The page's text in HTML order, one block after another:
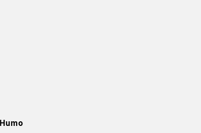
Humo